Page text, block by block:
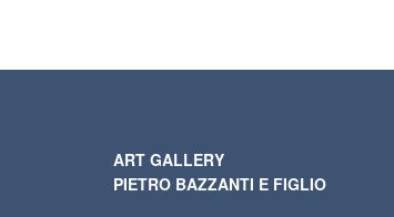
ART GALLERY
PIETRO BAZZANTI E FIGLIO